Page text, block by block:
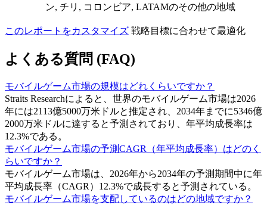
ン, チリ, コロンビア, LATAMのその他の地域
このレポートをカスタマイズ 戦略目標に合わせて最適化
よくある質問 (FAQ)
モバイルゲーム市場の規模はどれくらいですか？
Straits Researchによると、世界のモバイルゲーム市場は2026
年には2113億5000万米ドルと推定され、2034年までに5346億
2000万米ドルに達すると予測されており、年平均成長率は
12.3%である。
モバイルゲーム市場の予測CAGR（年平均成長率）はどのく
らいですか？
モバイルゲーム市場は、2026年から2034年の予測期間中に年
平均成長率（CAGR）12.3%で成長すると予測されている。
モバイルゲーム市場を支配しているのはどの地域ですか？